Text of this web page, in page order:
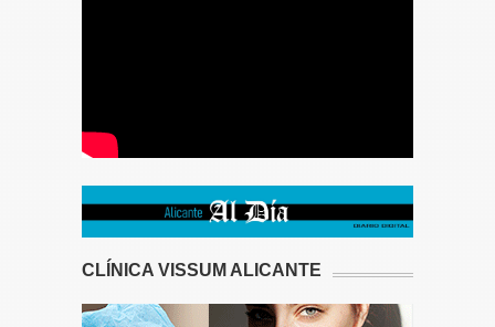
CLÍNICA VISSUM ALICANTE